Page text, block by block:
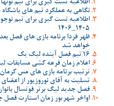
اطلاعیه تست گیری برای تیم نونهالان
نگاهی به عملکرد تیم های
اطلاعیه تست گیری برای تیم
1405_1406
ظهر فردا برنامه بازی های
خواهد شد
16 تیم فصل آینده لیگ یک
اعلام زمان قرعه کشی مسابقات
ترتیب برنامه بازی های مس
تسلیت به آقای نوروزپور از
فصل جدید لیگ برتر فوتسال
اواخر شهریور زمان استارت